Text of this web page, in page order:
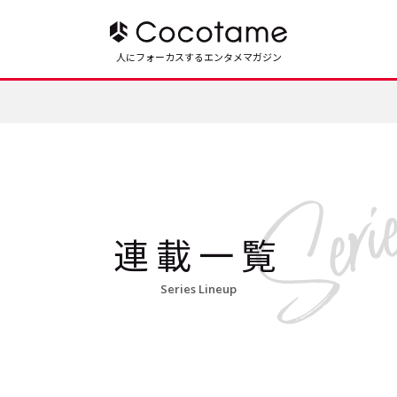
人にフォーカスするエンタメマガジン
連載一覧
Series Lineup